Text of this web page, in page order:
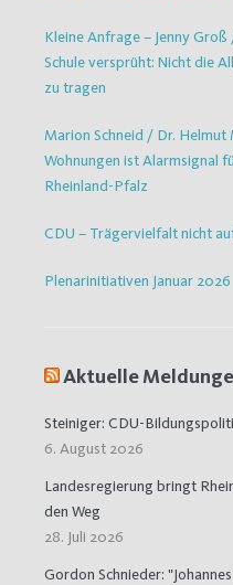
Kleine Anfrage – Jenny
Schule versprüht: Nicht die
zu tragen
Marion Schneid / Dr.
Wohnungen ist Alarmsignal
Rheinland-Pfalz
CDU – Trägervielfalt nicht
Plenarinitiativen Januar 2026
Aktuelle
Steiniger: CDU-
6. August 2026
Landesregierung bringt
den Weg
28. Juli 2026
Gordon Schnieder: